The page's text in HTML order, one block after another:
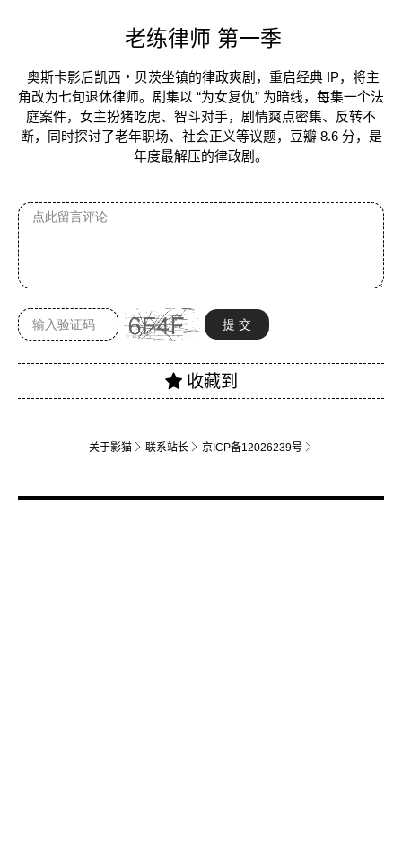
老练律师 第一季
奥斯卡影后凯西・贝茨坐镇的律政爽剧，重启经典 IP，将主
角改为七旬退休律师。剧集以 “为女复仇” 为暗线，每集一个法
庭案件，女主扮猪吃虎、智斗对手，剧情爽点密集、反转不
断，同时探讨了老年职场、社会正义等议题，豆瓣 8.6 分，是
年度最解压的律政剧。
关于影猫 联系站长 京ICP备12026239号